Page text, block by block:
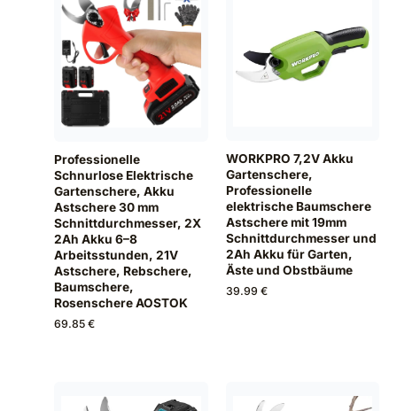
Professionelle
Schnurlose Elektrische
Gartenschere, Akku
Astschere 30 mm
Schnittdurchmesser, 2X
2Ah Akku 6–8
Arbeitsstunden, 21V
Astschere, Rebschere,
Baumschere,
Rosenschere AOSTOK
69.85 €
WORKPRO 7,2V Akku
Gartenschere,
Professionelle
elektrische Baumschere
Astschere mit 19mm
Schnittdurchmesser und
2Ah Akku für Garten,
Äste und Obstbäume
39.99 €